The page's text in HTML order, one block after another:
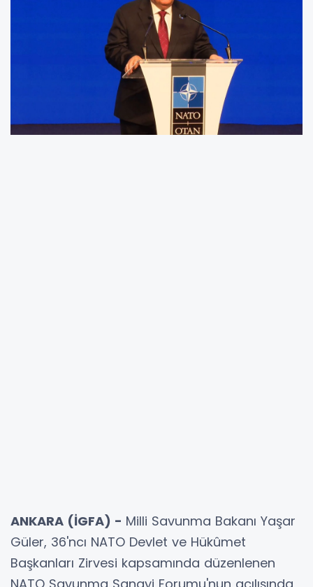
ANKARA (İGFA) - Milli Savunma Bakanı Yaşar
Güler, 36'ncı NATO Devlet ve Hükûmet
Başkanları Zirvesi kapsamında düzenlenen